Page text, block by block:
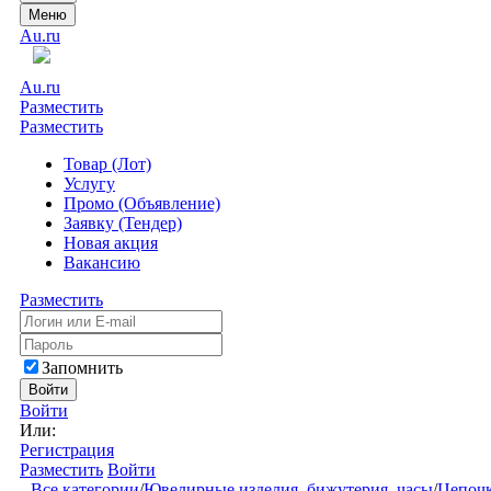
Меню
Au.ru
Au.ru
Разместить
Разместить
Товар (Лот)
Услугу
Промо (Объявление)
Заявку (Тендер)
Новая акция
Вакансию
Разместить
Запомнить
Войти
Войти
Или:
Регистрация
Разместить Войти